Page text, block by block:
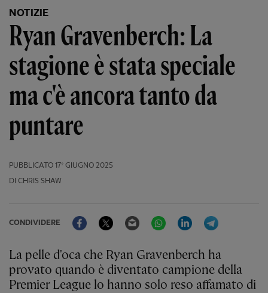
NOTIZIE
Ryan Gravenberch: La
stagione è stata speciale
ma c'è ancora tanto da
puntare
PUBBLICATO 17º GIUGNO 2025
DI CHRIS SHAW
CONDIVIDERE
FacebookTwitter Email WhatsAppLinkedIn
La pelle d'oca che Ryan Gravenberch ha
provato quando è diventato campione della
Premier League lo hanno solo reso affamato di